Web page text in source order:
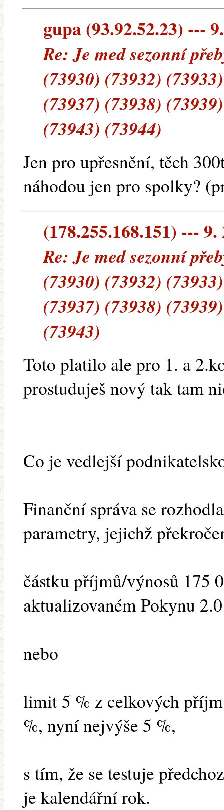
gupa (93.92.52.23) ---
Re: Je med sezonní
(73930) (73932)
(73937) (73938)
(73943) (73944)
Jen pro upřesnění, těch
náhodou jen pro spolky?
(178.255.168.151) --- 9.
Re: Je med sezonní
(73930) (73932)
(73937) (73938)
(73943)
Toto platilo ale pro 1. a
prostuduješ nový tak tam
Co je vedlejší
Finanční správa se
parametry, jejichž
částku příjmů/výnosů 175
aktualizovaném Pokynu
nebo
limit 5 % z celkových
%, nyní nejvýše 5 %,
s tím, že se testuje
je kalendářní rok.